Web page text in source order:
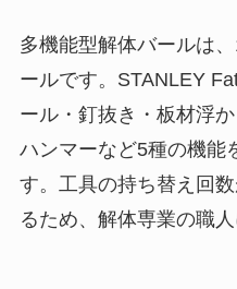
多機能型解体バールは
ールです。STANLEY
ール・釘抜き・板材浮
ハンマーなど5種の機能
す。工具の持ち替え回
るため、解体専業の職